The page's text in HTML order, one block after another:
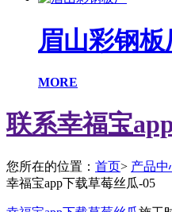
眉山彩钢板
MORE
联系幸福宝
您所在的位置： 首页> 产品中
幸福宝app下载草莓丝瓜-05